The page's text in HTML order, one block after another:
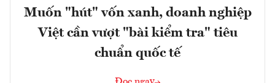
Muốn "hút" vốn xanh, doanh nghiệp
Việt cần vượt "bài kiểm tra" tiêu
chuẩn quốc tế